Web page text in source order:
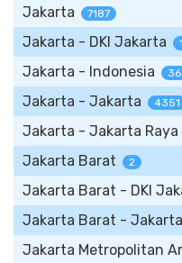
Jakarta 7187
Jakarta - DKI Jakarta
Jakarta - Indonesia 36
Jakarta - Jakarta 4351
Jakarta - Jakarta Raya
Jakarta Barat 2
Jakarta Barat - DKI
Jakarta Barat - Jakarta
Jakarta Metropolitan